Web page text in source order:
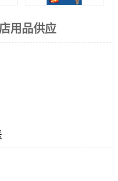
用品供应